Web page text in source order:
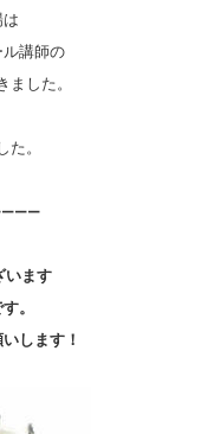
講師の
ました。
た。
ーー
います
。
します！